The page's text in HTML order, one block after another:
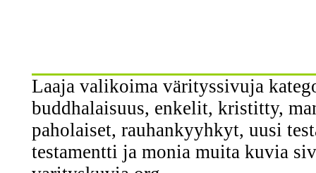
Laaja valikoima värityssivuja
buddhalaisuus, enkelit, kristitty,
paholaiset, rauhankyyhkyt, uusi
testamentti ja monia muita kuvia